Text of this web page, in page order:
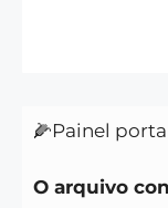
🌽Painel
O arquivo